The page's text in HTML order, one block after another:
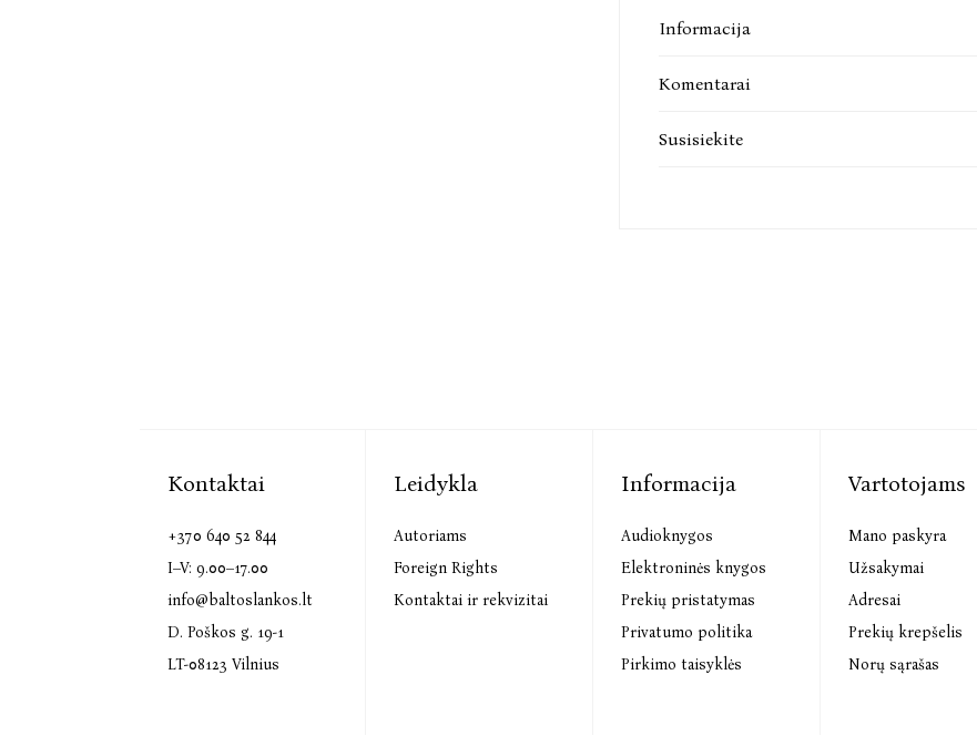
Nieko jame nepamiršau.
Ačiū, pagarba
Keith Richards
Informacija
Komentarai
Susisiekite
Kontaktai
+370 640 52 844
I–V: 9.00–17.00
info@baltoslankos.lt
D. Poškos g. 19-1
LT-08123 Vilnius
Leidykla
Autoriams
Foreign Rights
Kontaktai ir rekvizitai
Informacija
Audioknygos
Elektroninės knygos
Prekių pristatymas
Privatumo politika
Pirkimo taisyklės
Vartotojams
Mano paskyra
Užsakymai
Adresai
Prekių krepšelis
Norų sąrašas